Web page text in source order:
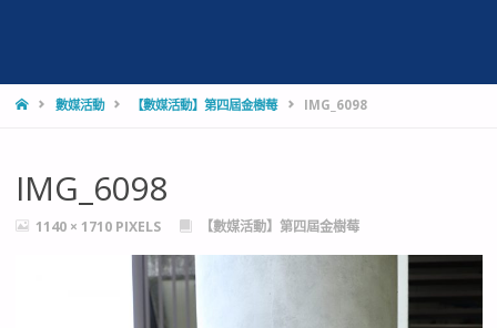
HOME數媒活動 【數媒活動】第四屆金樹莓 IMG_6098
IMG_6098
FULL1140 × 1710 PIXELS 【數媒活動】第四屆金樹莓